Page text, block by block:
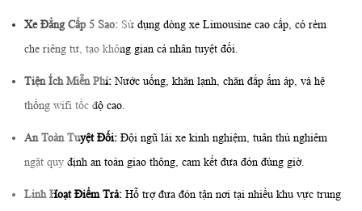
Xe Đẳng Cấp 5 Sao: Sử dụng dòng xe Limousine cao cấp, có rèm
che riêng tư, tạo không gian cá nhân tuyệt đối.
Tiện Ích Miễn Phí: Nước uống, khăn lạnh, chăn đắp ấm áp, và hệ
thống wifi tốc độ cao.
An Toàn Tuyệt Đối: Đội ngũ lái xe kinh nghiệm, tuân thủ nghiêm
ngặt quy định an toàn giao thông, cam kết đưa đón đúng giờ.
Linh Hoạt Điểm Trả: Hỗ trợ đưa đón tận nơi tại nhiều khu vực trung